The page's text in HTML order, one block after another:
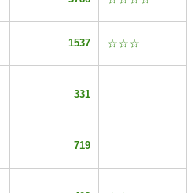
1537 ☆☆☆
331
719